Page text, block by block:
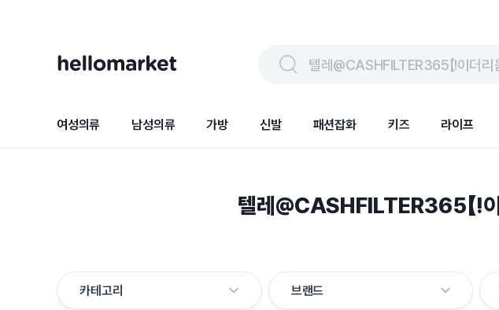
텔레@CASHFILTER365【ǃ이더
여성의류 남성의류 가방 신발 패션잡화 키즈 라이프
텔레@CASHFILTER365【ǃ
카테고리 브랜드